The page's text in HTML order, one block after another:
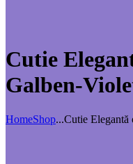
Cutie
Galben-
HomeShop...Cutie